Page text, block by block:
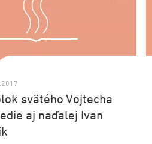
svätého Vojtecha
aj naďalej Ivan